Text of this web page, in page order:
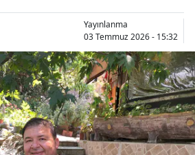
Yayınlanma
03 Temmuz 2026 - 15:32